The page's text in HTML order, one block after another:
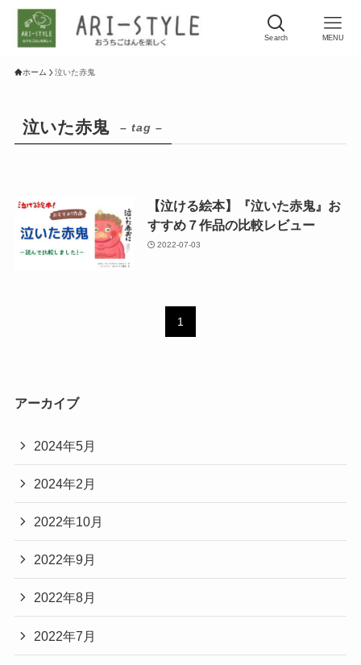
Search MENU
ホーム 泣いた赤鬼
泣いた赤鬼 – tag –
【泣ける絵本】『泣いた赤鬼』お
すすめ７作品の比較レビュー
2022-07-03
1
アーカイブ
2024年5月
2024年2月
2022年10月
2022年9月
2022年8月
2022年7月